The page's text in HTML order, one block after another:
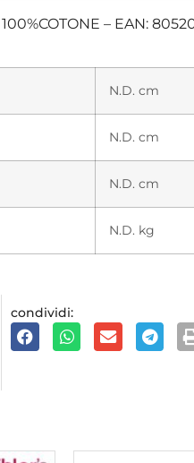
– EAN:
N.D. cm
N.D. cm
N.D. cm
N.D. kg
condividi: